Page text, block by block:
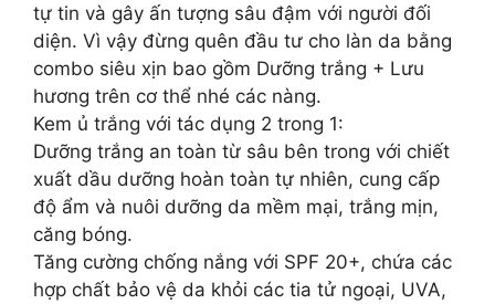
tự tin và gây ấn tượng sâu đậm với người đối
diện. Vì vậy đừng quên đầu tư cho làn da bằng
combo siêu xịn bao gồm Dưỡng trắng + Lưu
hương trên cơ thể nhé các nàng.
Kem ủ trắng với tác dụng 2 trong 1:
Dưỡng trắng an toàn từ sâu bên trong với chiết
xuất dầu dưỡng hoàn toàn tự nhiên, cung cấp
độ ẩm và nuôi dưỡng da mềm mại, trắng mịn,
căng bóng.
Tăng cường chống nắng với SPF 20+, chứa các
hợp chất bảo vệ da khỏi các tia tử ngoại, UVA,